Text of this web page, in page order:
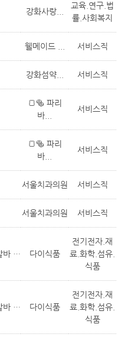
강화사랑...
교육.연구.법
률.사회복지
웰메이드 ... 서비스직
강화섬약... 서비스직
🍞🥯 파리
바...
서비스직
🍞🥯 파리
바...
서비스직
서울치과의원 서비스직
서울치과의원 서비스직
🟩6시간/일당 10만원🟩 공장 포장 알바 (통근 차량 O, 근무시간 선택) 다이식품
전기전자.재
료.화학.섬유.
식품
🟩6시간/일당 10만원🟩 공장 포장 알바 (통근 차량 O, 근무시간 선택) 다이식품
전기전자.재
료.화학.섬유.
식품